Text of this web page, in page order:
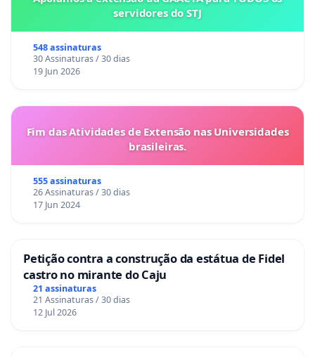
plano CD de características muito inferiores do
plano atual, sem que a Petrobras aporte os valores
que lhe dão devidos como o valor histórico dos pré
70, das ações judiciais relativas a RMNR, níveis, falta
aposentadoria de milhares de trabalhadores sem
fazer o aporte para compensar o benefício
o movimento sindical apoia a retirada de garantias
dos participantes num processo de desoneração
da Petrobras das suas responsabilidades
financeiras.
servidores do STJ
548 assinaturas
30 Assinaturas / 30 dias
19 Jun 2026
Fim das Atividades de Extensão nas Universidades
brasileiras.
555 assinaturas
26 Assinaturas / 30 dias
17 Jun 2024
Petição contra a construção da estátua de Fidel
castro no mirante do Caju
21 assinaturas
21 Assinaturas / 30 dias
12 Jul 2026